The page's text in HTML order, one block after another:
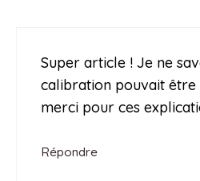
Super article ! Je ne
calibration pouvait être
merci pour ces
Répondre